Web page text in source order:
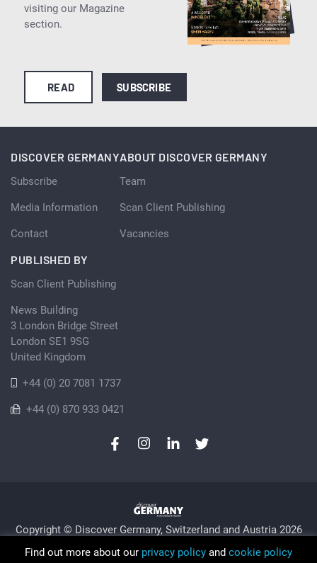
visiting our Magazine
section.
READ SUBSCRIBE
DISCOVER GERMANY
Subscribe
Media Information
Contact
ABOUT DISCOVER GERMANY
Team
Scan Client Publishing
Vacancies
PUBLISHED BY
Scan Client Publishing
News Building
3 London Bridge Street
London SE1 9SG
United Kingdom
+44 (0) 20 7081 1737
+44 (0) 870 933 0421
Copyright © Discover Germany, Switzerland and Austria 2026
Privacy Policy
Sitemap
Find out more about our privacy policy and cookie policy